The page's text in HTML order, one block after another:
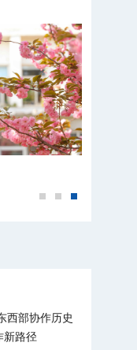
西部协作历史
新路径